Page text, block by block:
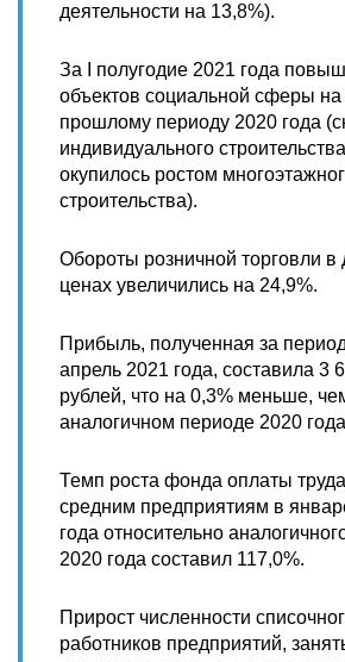
деятельности на 13,8%).
За I полугодие 2021 года
объектов социальной сферы на
прошлому периоду 2020 года
индивидуального
окупилось ростом
строительства).
Обороты розничной торговли
ценах увеличились на 24,9%.
Прибыль, полученная за
апрель 2021 года, составила 3
рублей, что на 0,3% меньше,
аналогичном периоде 2020
Темп роста фонда оплаты
средним предприятиям в
года относительно
2020 года составил 117,0%.
Прирост численности
работников предприятий,